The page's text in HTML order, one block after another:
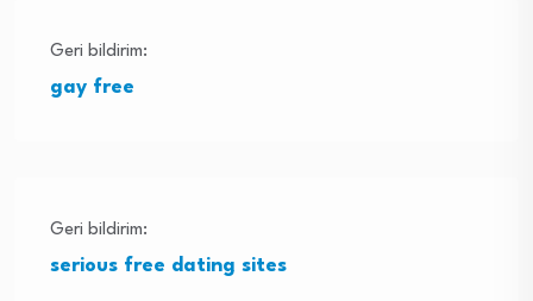
Geri bildirim:
gay free
Geri bildirim:
serious free dating sites